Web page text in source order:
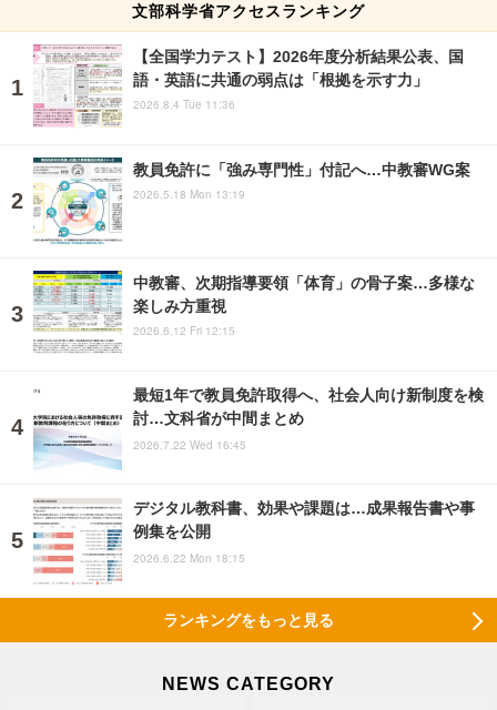
文部科学省アクセスランキング
【全国学力テスト】2026年度分析結果公表、国
語・英語に共通の弱点は「根拠を示す力」
2026.8.4 Tue 11:36
教員免許に「強み専門性」付記へ…中教審WG案
2026.5.18 Mon 13:19
中教審、次期指導要領「体育」の骨子案…多様な
楽しみ方重視
2026.6.12 Fri 12:15
最短1年で教員免許取得へ、社会人向け新制度を検
討…文科省が中間まとめ
2026.7.22 Wed 16:45
デジタル教科書、効果や課題は…成果報告書や事
例集を公開
2026.6.22 Mon 18:15
ランキングをもっと見る
NEWS CATEGORY